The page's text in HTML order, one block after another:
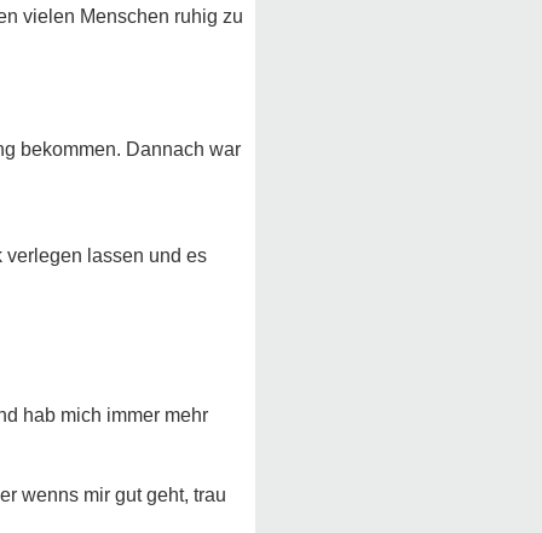
vielen Menschen ruhig zu
bekommen. Dannach war
verlegen lassen und es
hab mich immer mehr
wenns mir gut geht, trau